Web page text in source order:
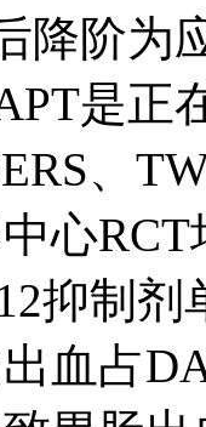
降阶为
是正
、
心
抑制
血占